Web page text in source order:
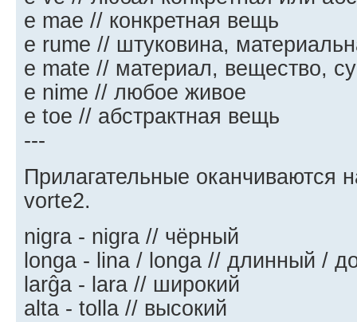
e mae // конкретная вещь
e rume // штуковина,
e mate // материал, вещество,
e nime // любое живое
e toe // абстрактная вещь
---
Прилагательные оканчиваются
vorte2.
nigra - nigra // чёрный
longa - lina / longa // длинный /
larĝa - lara // широкий
alta - tolla // высокий